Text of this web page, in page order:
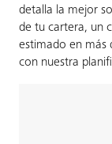
detalla la mejor
de tu cartera, un
estimado en más
con nuestra